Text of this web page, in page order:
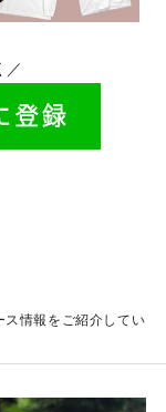
／
ス情報をご紹介してい